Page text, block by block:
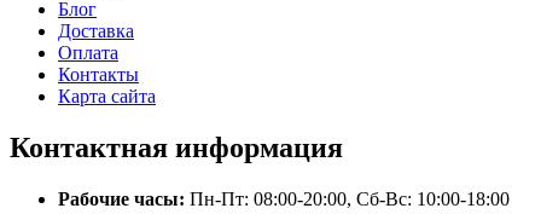
Блог
Доставка
Оплата
Контакты
Карта сайта
Контактная информация
Рабочие часы: Пн-Пт: 08:00-20:00, Сб-Вс: 10:00-18:00